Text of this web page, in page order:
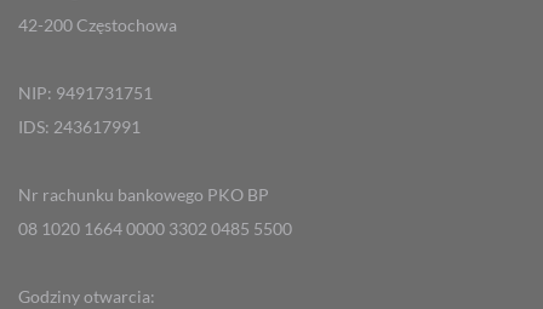
42-200 Częstochowa
NIP: 9491731751
IDS: 243617991
Nr rachunku bankowego PKO BP
08 1020 1664 0000 3302 0485 5500
Godziny otwarcia: